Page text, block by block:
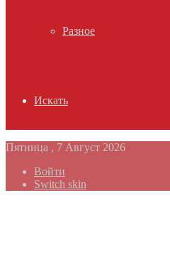
Разное
Искать
Пятница , 7 Август 2026
Войти
Switch skin